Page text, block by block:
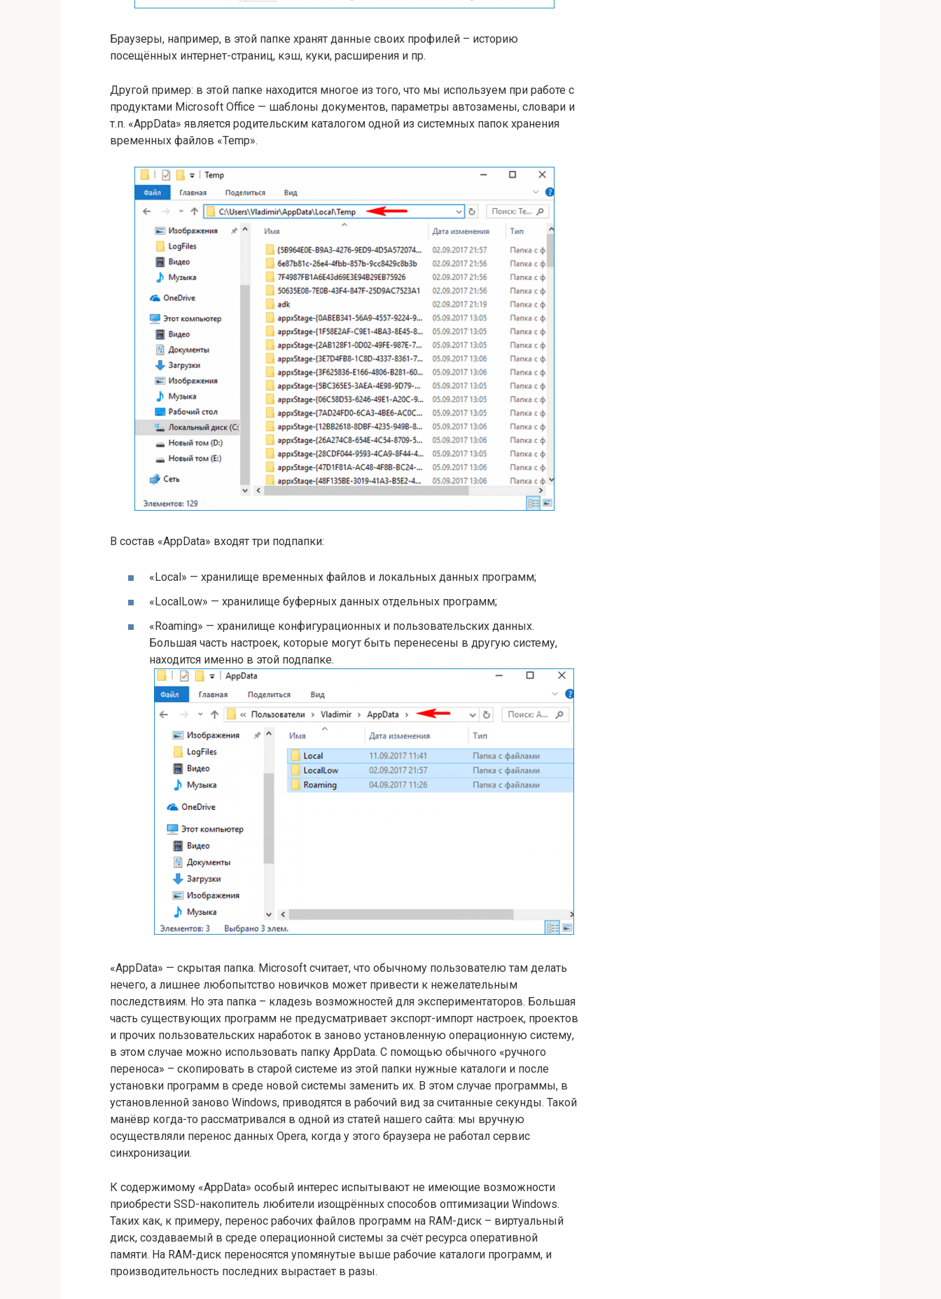
Браузеры, например, в этой папке хранят данные своих профилей – историю
посещённых интернет-страниц, кэш, куки, расширения и пр.
Другой пример: в этой папке находится многое из того, что мы используем при работе с
продуктами Microsoft Office — шаблоны документов, параметры автозамены, словари и
т.п. «AppData» является родительским каталогом одной из системных папок хранения
временных файлов «Temp».
В состав «AppData» входят три подпапки:
«Local» — хранилище временных файлов и локальных данных программ;
«LocalLow» — хранилище буферных данных отдельных программ;
«Roaming» — хранилище конфигурационных и пользовательских данных.
Большая часть настроек, которые могут быть перенесены в другую систему,
находится именно в этой подпапке.
«AppData» — скрытая папка. Microsoft считает, что обычному пользователю там делать
нечего, а лишнее любопытство новичков может привести к нежелательным
последствиям. Но эта папка – кладезь возможностей для экспериментаторов. Большая
часть существующих программ не предусматривает экспорт-импорт настроек, проектов
и прочих пользовательских наработок в заново установленную операционную систему,
в этом случае можно использовать папку AppData. С помощью обычного «ручного
переноса» – скопировать в старой системе из этой папки нужные каталоги и после
установки программ в среде новой системы заменить их. В этом случае программы, в
установленной заново Windows, приводятся в рабочий вид за считанные секунды. Такой
манёвр когда-то рассматривался в одной из статей нашего сайта: мы вручную
осуществляли перенос данных Opera, когда у этого браузера не работал сервис
синхронизации.
К содержимому «AppData» особый интерес испытывают не имеющие возможности
приобрести SSD-накопитель любители изощрённых способов оптимизации Windows.
Таких как, к примеру, перенос рабочих файлов программ на RAM-диск – виртуальный
диск, создаваемый в среде операционной системы за счёт ресурса оперативной
памяти. На RAM-диск переносятся упомянутые выше рабочие каталоги программ, и
производительность последних вырастает в разы.